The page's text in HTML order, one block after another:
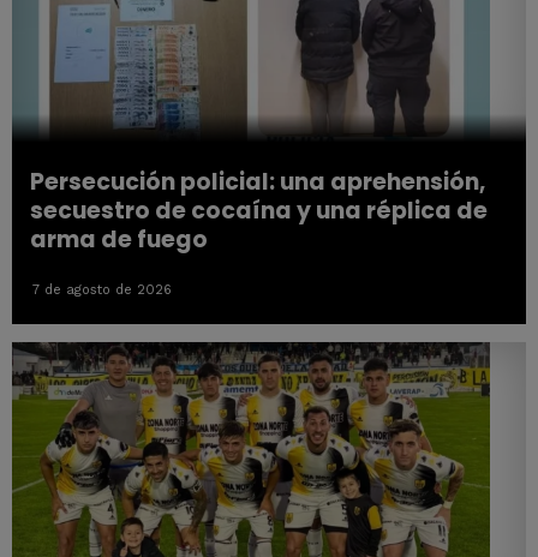
Persecución policial: una aprehensión,
secuestro de cocaína y una réplica de
arma de fuego
7 de agosto de 2026